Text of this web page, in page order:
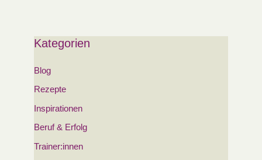
Kategorien
Blog
Rezepte
Inspirationen
Beruf & Erfolg
Trainer:innen